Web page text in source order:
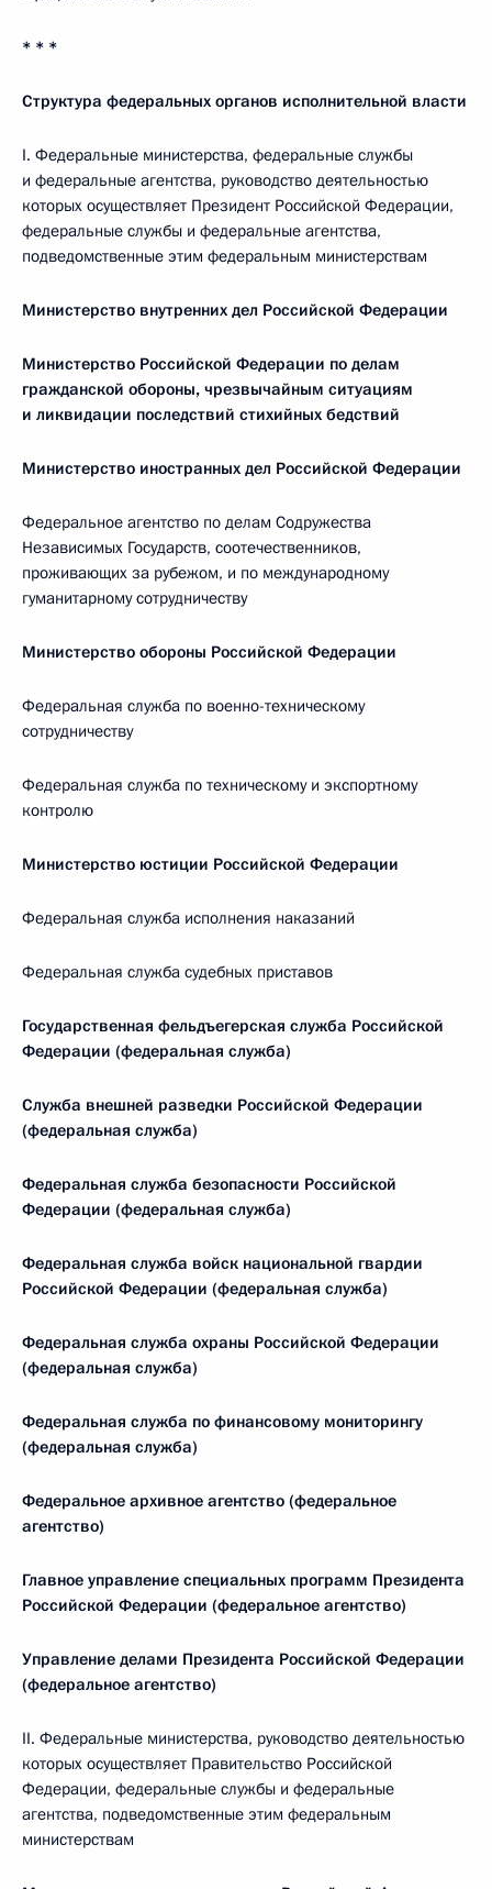
* * *
Структура федеральных органов исполнительной власти
I. Федеральные министерства, федеральные службы
и федеральные агентства, руководство деятельностью
которых осуществляет Президент Российской Федерации,
федеральные службы и федеральные агентства,
подведомственные этим федеральным министерствам
Министерство внутренних дел Российской Федерации
Министерство Российской Федерации по делам
гражданской обороны, чрезвычайным ситуациям
и ликвидации последствий стихийных бедствий
Министерство иностранных дел Российской Федерации
Федеральное агентство по делам Содружества
Независимых Государств, соотечественников,
проживающих за рубежом, и по международному
гуманитарному сотрудничеству
Министерство обороны Российской Федерации
Федеральная служба по военно-техническому
сотрудничеству
Федеральная служба по техническому и экспортному
контролю
Министерство юстиции Российской Федерации
Федеральная служба исполнения наказаний
Федеральная служба судебных приставов
Государственная фельдъегерская служба Российской
Федерации (федеральная служба)
Служба внешней разведки Российской Федерации
(федеральная служба)
Федеральная служба безопасности Российской
Федерации (федеральная служба)
Федеральная служба войск национальной гвардии
Российской Федерации (федеральная служба)
Федеральная служба охраны Российской Федерации
(федеральная служба)
Федеральная служба по финансовому мониторингу
(федеральная служба)
Федеральное архивное агентство (федеральное
агентство)
Главное управление специальных программ Президента
Российской Федерации (федеральное агентство)
Управление делами Президента Российской Федерации
(федеральное агентство)
II. Федеральные министерства, руководство деятельностью
которых осуществляет Правительство Российской
Федерации, федеральные службы и федеральные
агентства, подведомственные этим федеральным
министерствам